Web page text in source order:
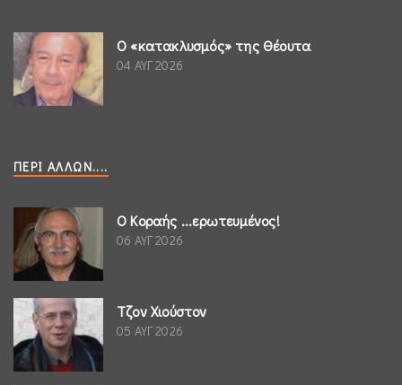
Ο «κατακλυσμός» της Θέουτα
04 ΑΥΓ 2026
ΠΕΡΊ ΆΛΛΩΝ....
Ο Κοραής ...ερωτευμένος!
06 ΑΥΓ 2026
Τζον Χιούστον
05 ΑΥΓ 2026